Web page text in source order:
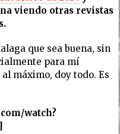
viendo otras revistas
que sea buena, sin
para mí
máximo, doy todo. Es
watch?